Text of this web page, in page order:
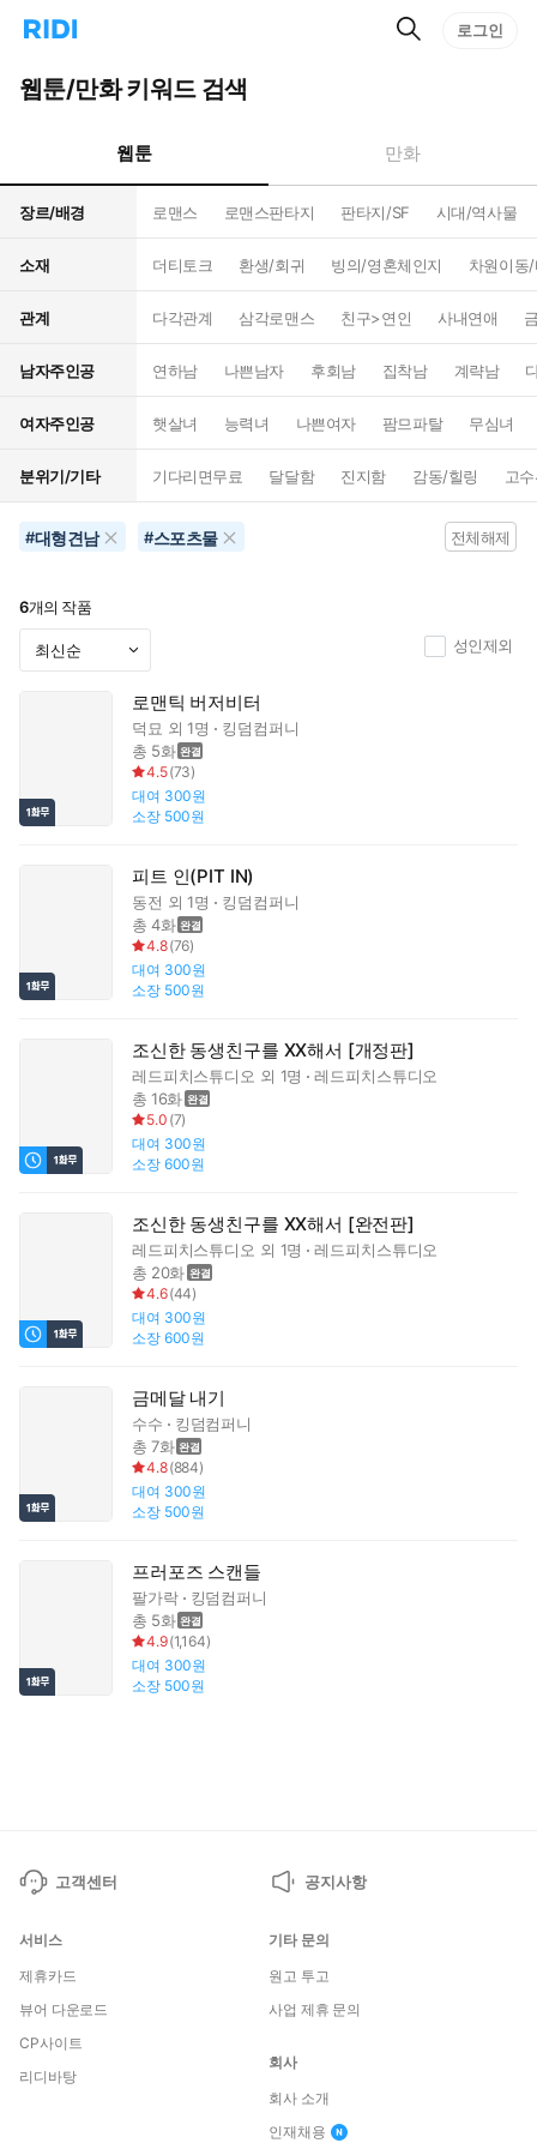
리
홈
으
턴
트
검
로그인
웹툰/만화 키워드 검색
웹툰 만화
장르/배경 로맨스 로맨스판타지 판타지/SF 시대/역사물
소재 더티토크 환생/회귀 빙의/영혼체인지 차원이동
관계 다각관계 삼각로맨스 친구>연인 사내연애
남자주인공 연하남 나쁜남자 후회남 집착남 계략남
여자주인공 햇살녀 능력녀 나쁜여자 팜므파탈 무심녀
분위기/기타 기다리면무료 달달함 진지함 감동/힐링 고
#대형견남 #스포츠물 전체해제
6개의 작품
성인제외
로맨틱 버저비터
덕묘 외 1명
킹덤컴퍼니
총 5화
4.5(73)
대여 300원
소장 500원
피트 인(PIT IN)
동전 외 1명
킹덤컴퍼니
총 4화
4.8(76)
대여 300원
소장 500원
조신한 동생친구를 XX해서 [개정판]
레드피치스튜디오 외 1명
레드피치스튜디오
총 16화
5.0 (7)
대여 300원
소장 600원
조신한 동생친구를 XX해서 [완전판]
레드피치스튜디오 외 1명
레드피치스튜디오
총 20화
4.6(44)
대여 300원
소장 600원
금메달 내기
수수
킹덤컴퍼니
총 7화
4.8(884)
대여 300원
소장 500원
프러포즈 스캔들
팔가락
킹덤컴퍼니
총 5화
4.9(1,164)
대여 300원
소장 500원
고객센터 공지사항
서비스
제휴카드
뷰어 다운로드
CP사이트
리디바탕
기타 문의
원고 투고
사업 제휴 문의
회사
회사 소개
인재채용